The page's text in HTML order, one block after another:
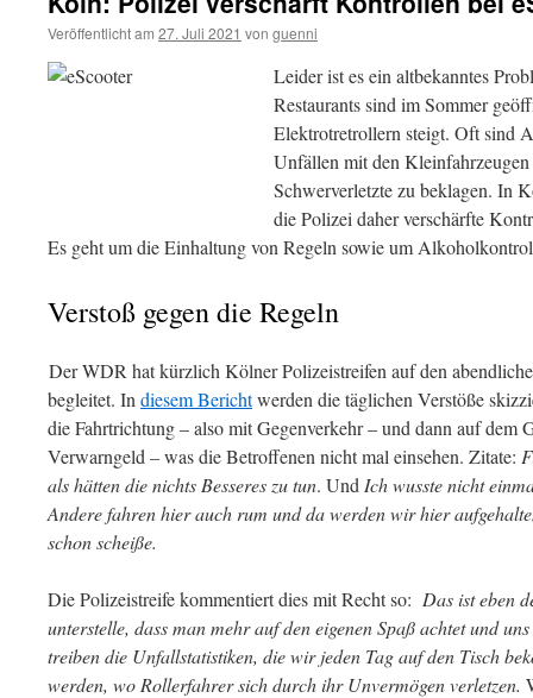
Veröffentlicht am 27. Juli 2021 von guenni
Leider ist es ein altbekanntes
Restaurants sind im Sommer
Elektrotretrollern steigt. Oft sind
Unfällen mit den
Schwerverletzte zu beklagen. In
die Polizei daher verschärfte
Es geht um die Einhaltung von Regeln sowie um
Verstoß gegen die Regeln
Der WDR hat kürzlich Kölner Polizeistreifen auf den
begleitet. In diesem Berichtwerden die täglichen Verstöße
die Fahrtrichtung – also mit Gegenverkehr – und dann auf dem
Verwarngeld – was die Betroffenen nicht mal einsehen. Zitate:
als hätten die nichts Besseres zu tun. Und Ich wusste nicht
Andere fahren hier auch rum und da werden wir hier
schon scheiße.
Die Polizeistreife kommentiert dies mit Recht so: Das ist eben
unterstelle, dass man mehr auf den eigenen Spaß achtet und
treiben die Unfallstatistiken, die wir jeden Tag auf den Tisch
werden, wo Rollerfahrer sich durch ihr Unvermögen verletzen.